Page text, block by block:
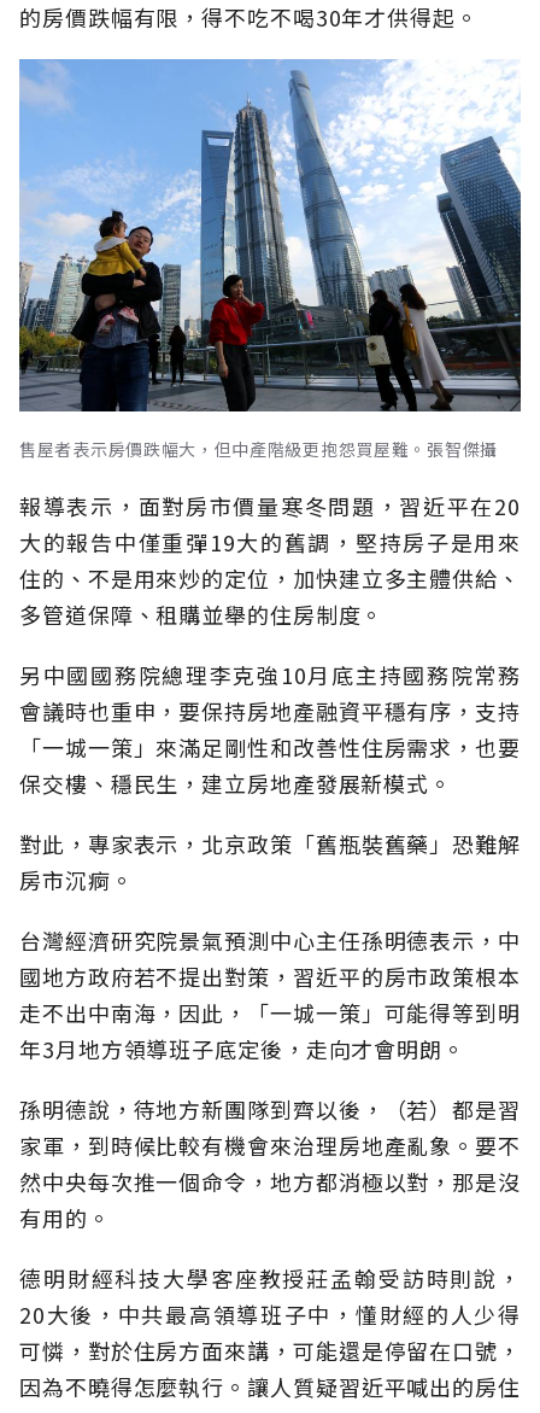
的房價跌幅有限，得不吃不喝30年才供得起。
售屋者表示房價跌幅大，但中產階級更抱怨買屋難。張智傑攝
報導表示，面對房市價量寒冬問題，習近平在20
大的報告中僅重彈19大的舊調，堅持房子是用來
住的、不是用來炒的定位，加快建立多主體供給、
多管道保障、租購並舉的住房制度。
另中國國務院總理李克強10月底主持國務院常務
會議時也重申，要保持房地產融資平穩有序，支持
「一城一策」來滿足剛性和改善性住房需求，也要
保交樓、穩民生，建立房地產發展新模式。
對此，專家表示，北京政策「舊瓶裝舊藥」恐難解
房市沉痾。
台灣經濟研究院景氣預測中心主任孫明德表示，中
國地方政府若不提出對策，習近平的房市政策根本
走不出中南海，因此，「一城一策」可能得等到明
年3月地方領導班子底定後，走向才會明朗。
孫明德說，待地方新團隊到齊以後，（若）都是習
家軍，到時候比較有機會來治理房地產亂象。要不
然中央每次推一個命令，地方都消極以對，那是沒
有用的。
德明財經科技大學客座教授莊孟翰受訪時則說，
20大後，中共最高領導班子中，懂財經的人少得
可憐，對於住房方面來講，可能還是停留在口號，
因為不曉得怎麼執行。讓人質疑習近平喊出的房住